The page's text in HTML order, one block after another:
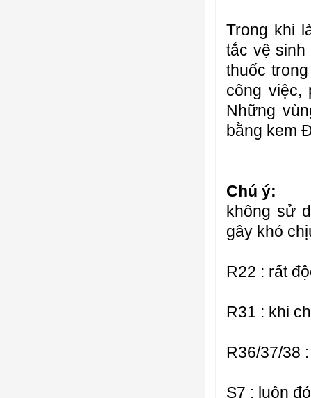
Trong khi
tắc vệ
thuốc
công việc,
Những
bằng kem
Chú ý:
không sử
gây khó
R22 : rất
R31 : khi
R36/37/38
S7 : luôn